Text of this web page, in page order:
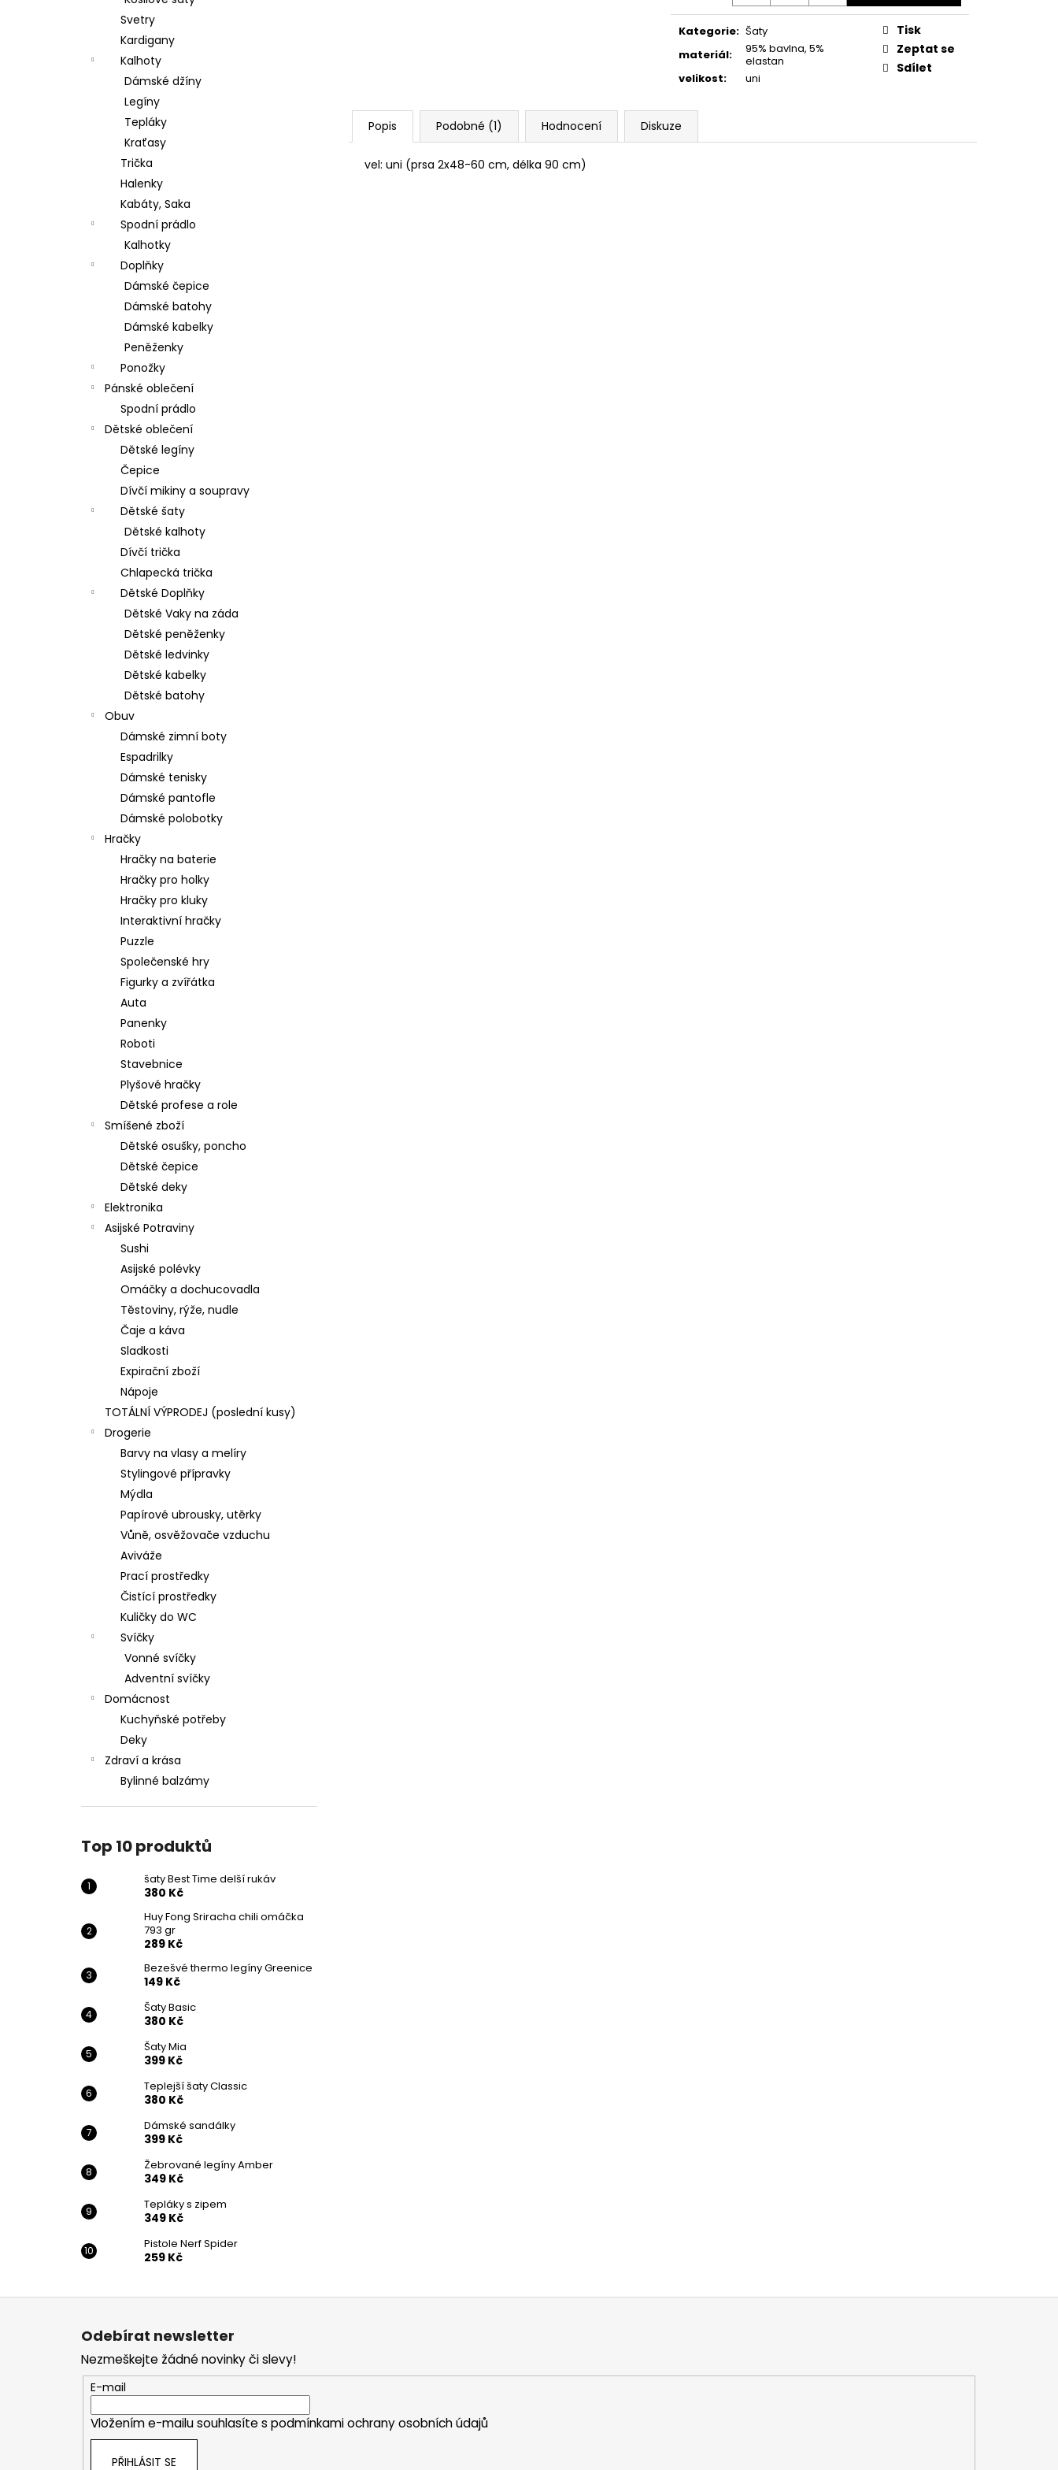
Svetry
Kardigany
Kalhoty
Dámské džíny
Legíny
Tepláky
Kraťasy
Trička
Halenky
Kabáty, Saka
Spodní prádlo
Kalhotky
Doplňky
Dámské čepice
Dámské batohy
Dámské kabelky
Peněženky
Ponožky
Pánské oblečení
Spodní prádlo
Dětské oblečení
Dětské legíny
Čepice
Dívčí mikiny a soupravy
Dětské šaty
Dětské kalhoty
Dívčí trička
Chlapecká trička
Dětské Doplňky
Dětské Vaky na záda
Dětské peněženky
Dětské ledvinky
Dětské kabelky
Dětské batohy
Obuv
Dámské zimní boty
Espadrilky
Dámské tenisky
Dámské pantofle
Dámské polobotky
Hračky
Hračky na baterie
Hračky pro holky
Hračky pro kluky
Interaktivní hračky
Puzzle
Společenské hry
Figurky a zvířátka
Auta
Panenky
Roboti
Stavebnice
Plyšové hračky
Dětské profese a role
Smíšené zboží
Dětské osušky, poncho
Dětské čepice
Dětské deky
Elektronika
Asijské Potraviny
Sushi
Asijské polévky
Omáčky a dochucovadla
Těstoviny, rýže, nudle
Čaje a káva
Sladkosti
Expirační zboží
Nápoje
TOTÁLNÍ VÝPRODEJ (poslední kusy)
Drogerie
Barvy na vlasy a melíry
Stylingové přípravky
Mýdla
Papírové ubrousky, utěrky
Vůně, osvěžovače vzduchu
Aviváže
Prací prostředky
Čistící prostředky
Kuličky do WC
Svíčky
Vonné svíčky
Adventní svíčky
Domácnost
Kuchyňské potřeby
Deky
Zdraví a krása
Bylinné balzámy
Top 10 produktů
šaty Best Time delší rukáv
380 Kč
Huy Fong Sriracha chili omáčka
793 gr
289 Kč
Bezešvé thermo legíny Greenice
149 Kč
Šaty Basic
380 Kč
Šaty Mia
399 Kč
Teplejší šaty Classic
380 Kč
Dámské sandálky
399 Kč
Žebrované legíny Amber
349 Kč
Tepláky s zipem
349 Kč
Pistole Nerf Spider
259 Kč
Kategorie: Šaty
materiál:
95% bavlna, 5%
elastan
velikost: uni
Tisk
Zeptat se
Sdílet
Popis Podobné (1) Hodnocení Diskuze
vel: uni (prsa 2x48-60 cm, délka 90 cm)
ŠATY BEST TIME DELŠÍ RUKÁV
380 Kč
Původně:699 Kč
BEZEŠVÉ THERMO LEGÍNY GREENICE
249 Kč
Z
Odebírat newsletter
Nezmeškejte žádné novinky či slevy!
E-mail
Vložením e-mailu souhlasíte s podmínkami ochrany osobních údajů
PŘIHLÁSIT SE